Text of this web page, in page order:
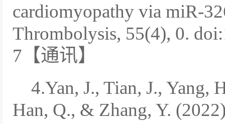
cardiomyopathy via miR-
Thrombolysis, 55(4), 0.
7【通讯】
4.Yan, J., Tian, J., Yang,
Han, Q., & Zhang, Y.